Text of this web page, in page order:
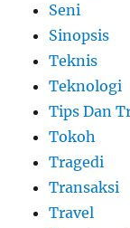
Seni
Sinopsis
Teknis
Teknologi
Tips Dan
Tokoh
Tragedi
Transaksi
Travel